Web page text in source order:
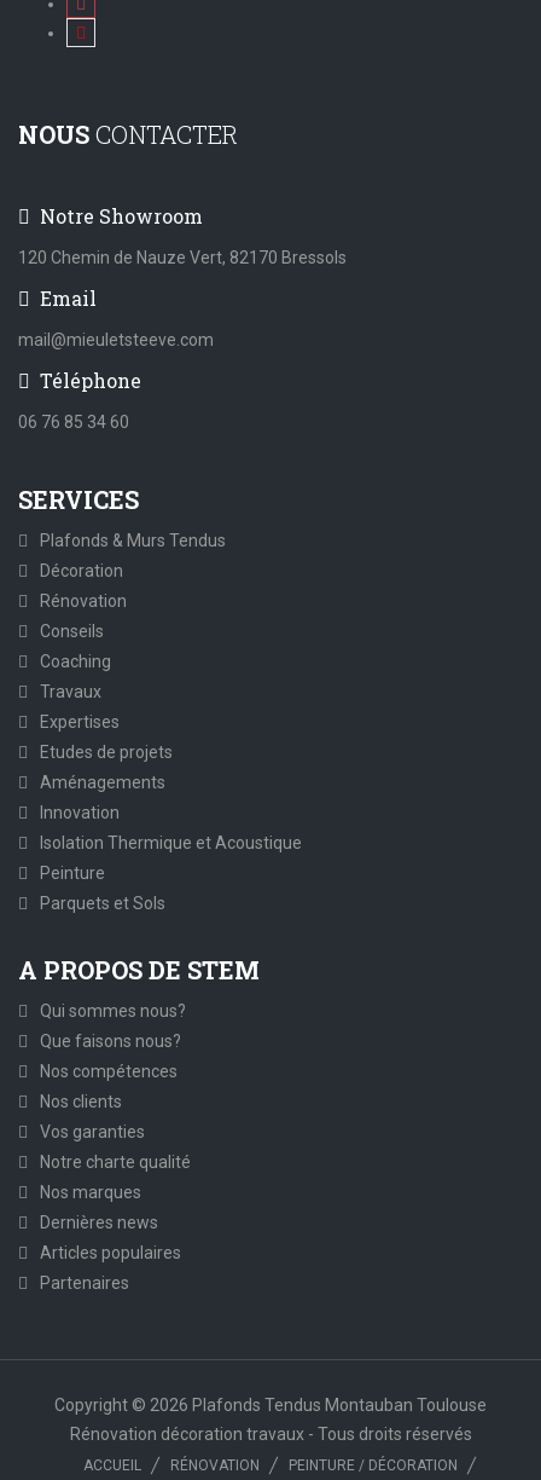
NOUSCONTACTER
Notre Showroom
120 Chemin de Nauze Vert, 82170 Bressols
Email
mail@mieuletsteeve.com
Téléphone
06 76 85 34 60
SERVICES
Plafonds & Murs Tendus
Décoration
Rénovation
Conseils
Coaching
Travaux
Expertises
Etudes de projets
Aménagements
Innovation
Isolation Thermique et Acoustique
Peinture
Parquets et Sols
A PROPOS DE STEM
Qui sommes nous?
Que faisons nous?
Nos compétences
Nos clients
Vos garanties
Notre charte qualité
Nos marques
Dernières news
Articles populaires
Partenaires
Copyright © 2026 Plafonds Tendus Montauban Toulouse
Rénovation décoration travaux - Tous droits réservés
ACCUEIL RÉNOVATION PEINTURE / DÉCORATION